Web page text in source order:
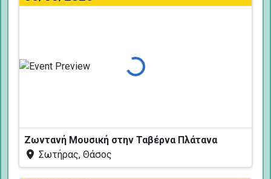
Φόρτωση...
Ζωντανή Μουσική στην Ταβέρνα Πλάτανα
Σωτήρας, Θάσος